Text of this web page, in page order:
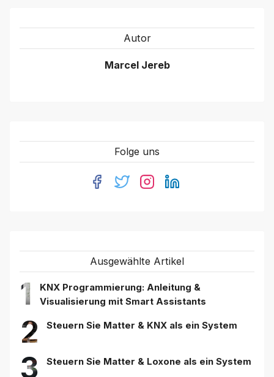
Autor
Marcel Jereb
Folge uns
Ausgewählte Artikel
1
KNX Programmierung: Anleitung &
Visualisierung mit Smart Assistants
2 Steuern Sie Matter & KNX als ein System
3 Steuern Sie Matter & Loxone als ein System